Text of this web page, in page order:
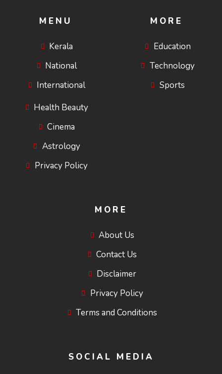
MENU
Kerala
National
International
Health Beauty
Cinema
Astrology
Privacy Policy
MORE
Education
Technology
Sports
MORE
About Us
Contact Us
Disclaimer
Privacy Policy
Terms and Conditions
SOCIAL MEDIA